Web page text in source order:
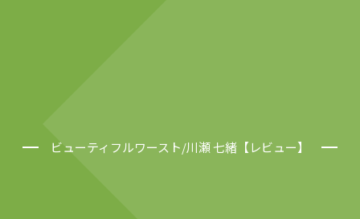
ビューティフルワースト/川瀬 七緒【レビュー】